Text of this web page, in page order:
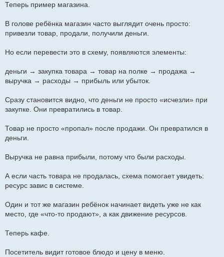
Теперь пример магазина.
В голове ребёнка магазин часто выглядит очень просто:
привезли товар, продали, получили деньги.
Но если перевести это в схему, появляются элементы:
деньги → закупка товара → товар на полке → продажа →
выручка → расходы → прибыль или убыток.
Сразу становится видно, что деньги не просто «исчезли» при
закупке. Они превратились в товар.
Товар не просто «пропал» после продажи. Он превратился в
деньги.
Выручка не равна прибыли, потому что были расходы.
А если часть товара не продалась, схема помогает увидеть:
ресурс завис в системе.
Один и тот же магазин ребёнок начинает видеть уже не как
место, где «что-то продают», а как движение ресурсов.
Теперь кафе.
Посетитель видит готовое блюдо и цену в меню.